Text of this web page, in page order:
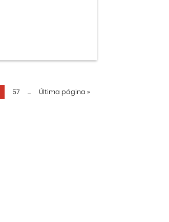
57 ... Última página »